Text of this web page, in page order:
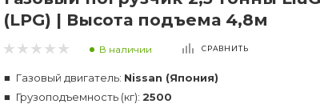
(LPG) | Высота подъема 4,8м
В наличии СРАВНИТЬ
Газовый двигатель: Nissan (Япония)
Грузоподъемность (кг): 2500